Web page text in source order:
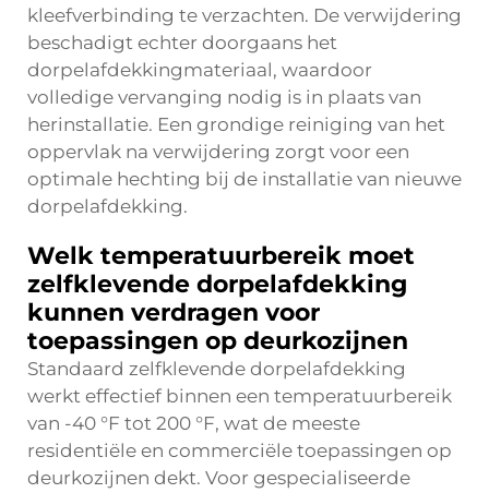
kleefverbinding te verzachten. De verwijdering
beschadigt echter doorgaans het
dorpelafdekkingmateriaal, waardoor
volledige vervanging nodig is in plaats van
herinstallatie. Een grondige reiniging van het
oppervlak na verwijdering zorgt voor een
optimale hechting bij de installatie van nieuwe
dorpelafdekking.
Welk temperatuurbereik moet
zelfklevende dorpelafdekking
kunnen verdragen voor
toepassingen op deurkozijnen
Standaard zelfklevende dorpelafdekking
werkt effectief binnen een temperatuurbereik
van -40 °F tot 200 °F, wat de meeste
residentiële en commerciële toepassingen op
deurkozijnen dekt. Voor gespecialiseerde